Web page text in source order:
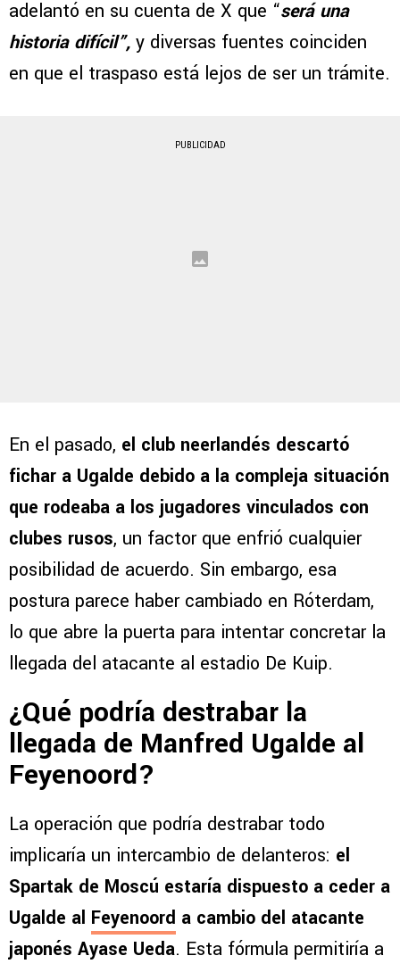
adelantó en su cuenta de X que “será una
historia difícil”, y diversas fuentes coinciden
en que el traspaso está lejos de ser un trámite.
PUBLICIDAD
En el pasado, el club neerlandés descartó
fichar a Ugalde debido a la compleja situación
que rodeaba a los jugadores vinculados con
clubes rusos, un factor que enfrió cualquier
posibilidad de acuerdo. Sin embargo, esa
postura parece haber cambiado en Róterdam,
lo que abre la puerta para intentar concretar la
llegada del atacante al estadio De Kuip.
¿Qué podría destrabar la
llegada de Manfred Ugalde al
Feyenoord?
La operación que podría destrabar todo
implicaría un intercambio de delanteros: el
Spartak de Moscú estaría dispuesto a ceder a
Ugalde al Feyenoord a cambio del atacante
japonés Ayase Ueda. Esta fórmula permitiría a